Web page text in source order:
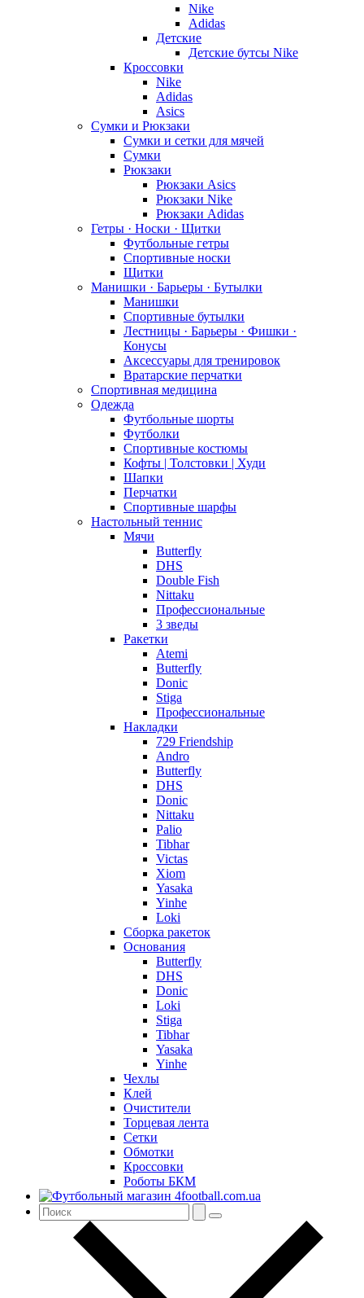
Nike
Adidas
Детские
Детские бутсы Nike
Кроссовки
Nike
Adidas
Asics
Сумки и Рюкзаки
Сумки и сетки для мячей
Сумки
Рюкзаки
Рюкзаки Asics
Рюкзаки Nike
Рюкзаки Adidas
Гетры · Носки · Щитки
Футбольные гетры
Спортивные носки
Щитки
Манишки · Барьеры · Бутылки
Манишки
Спортивные бутылки
Лестницы · Барьеры · Фишки ·
Конусы
Аксессуары для тренировок
Вратарские перчатки
Спортивная медицина
Одежда
Футбольные шорты
Футболки
Спортивные костюмы
Кофты | Толстовки | Худи
Шапки
Перчатки
Спортивные шарфы
Настольный теннис
Мячи
Butterfly
DHS
Double Fish
Nittaku
Профессиональные
3 зведы
Ракетки
Atemi
Butterfly
Donic
Stiga
Профессиональные
Накладки
729 Friendship
Andro
Butterfly
DHS
Donic
Nittaku
Palio
Tibhar
Victas
Xiom
Yasaka
Yinhe
Loki
Сборка ракеток
Основания
Butterfly
DHS
Donic
Loki
Stiga
Tibhar
Yasaka
Yinhe
Чехлы
Клей
Очистители
Торцевая лента
Сетки
Обмотки
Кроссовки
Роботы БКМ